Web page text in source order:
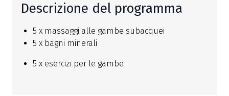
Descrizione del programma
5 x massaggi alle gambe subacquei
5 x bagni minerali
5 x esercizi per le gambe